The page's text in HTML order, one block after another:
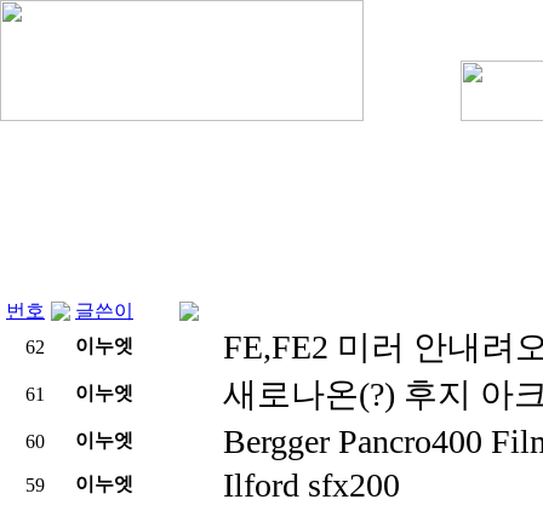
번호
글쓴이
62
이누엣 FE,FE2 미러 안내려
61 이누엣 새로나온(?) 후지 아
60 이누엣 Bergger Pancro400
59 이누엣 Ilford sfx200